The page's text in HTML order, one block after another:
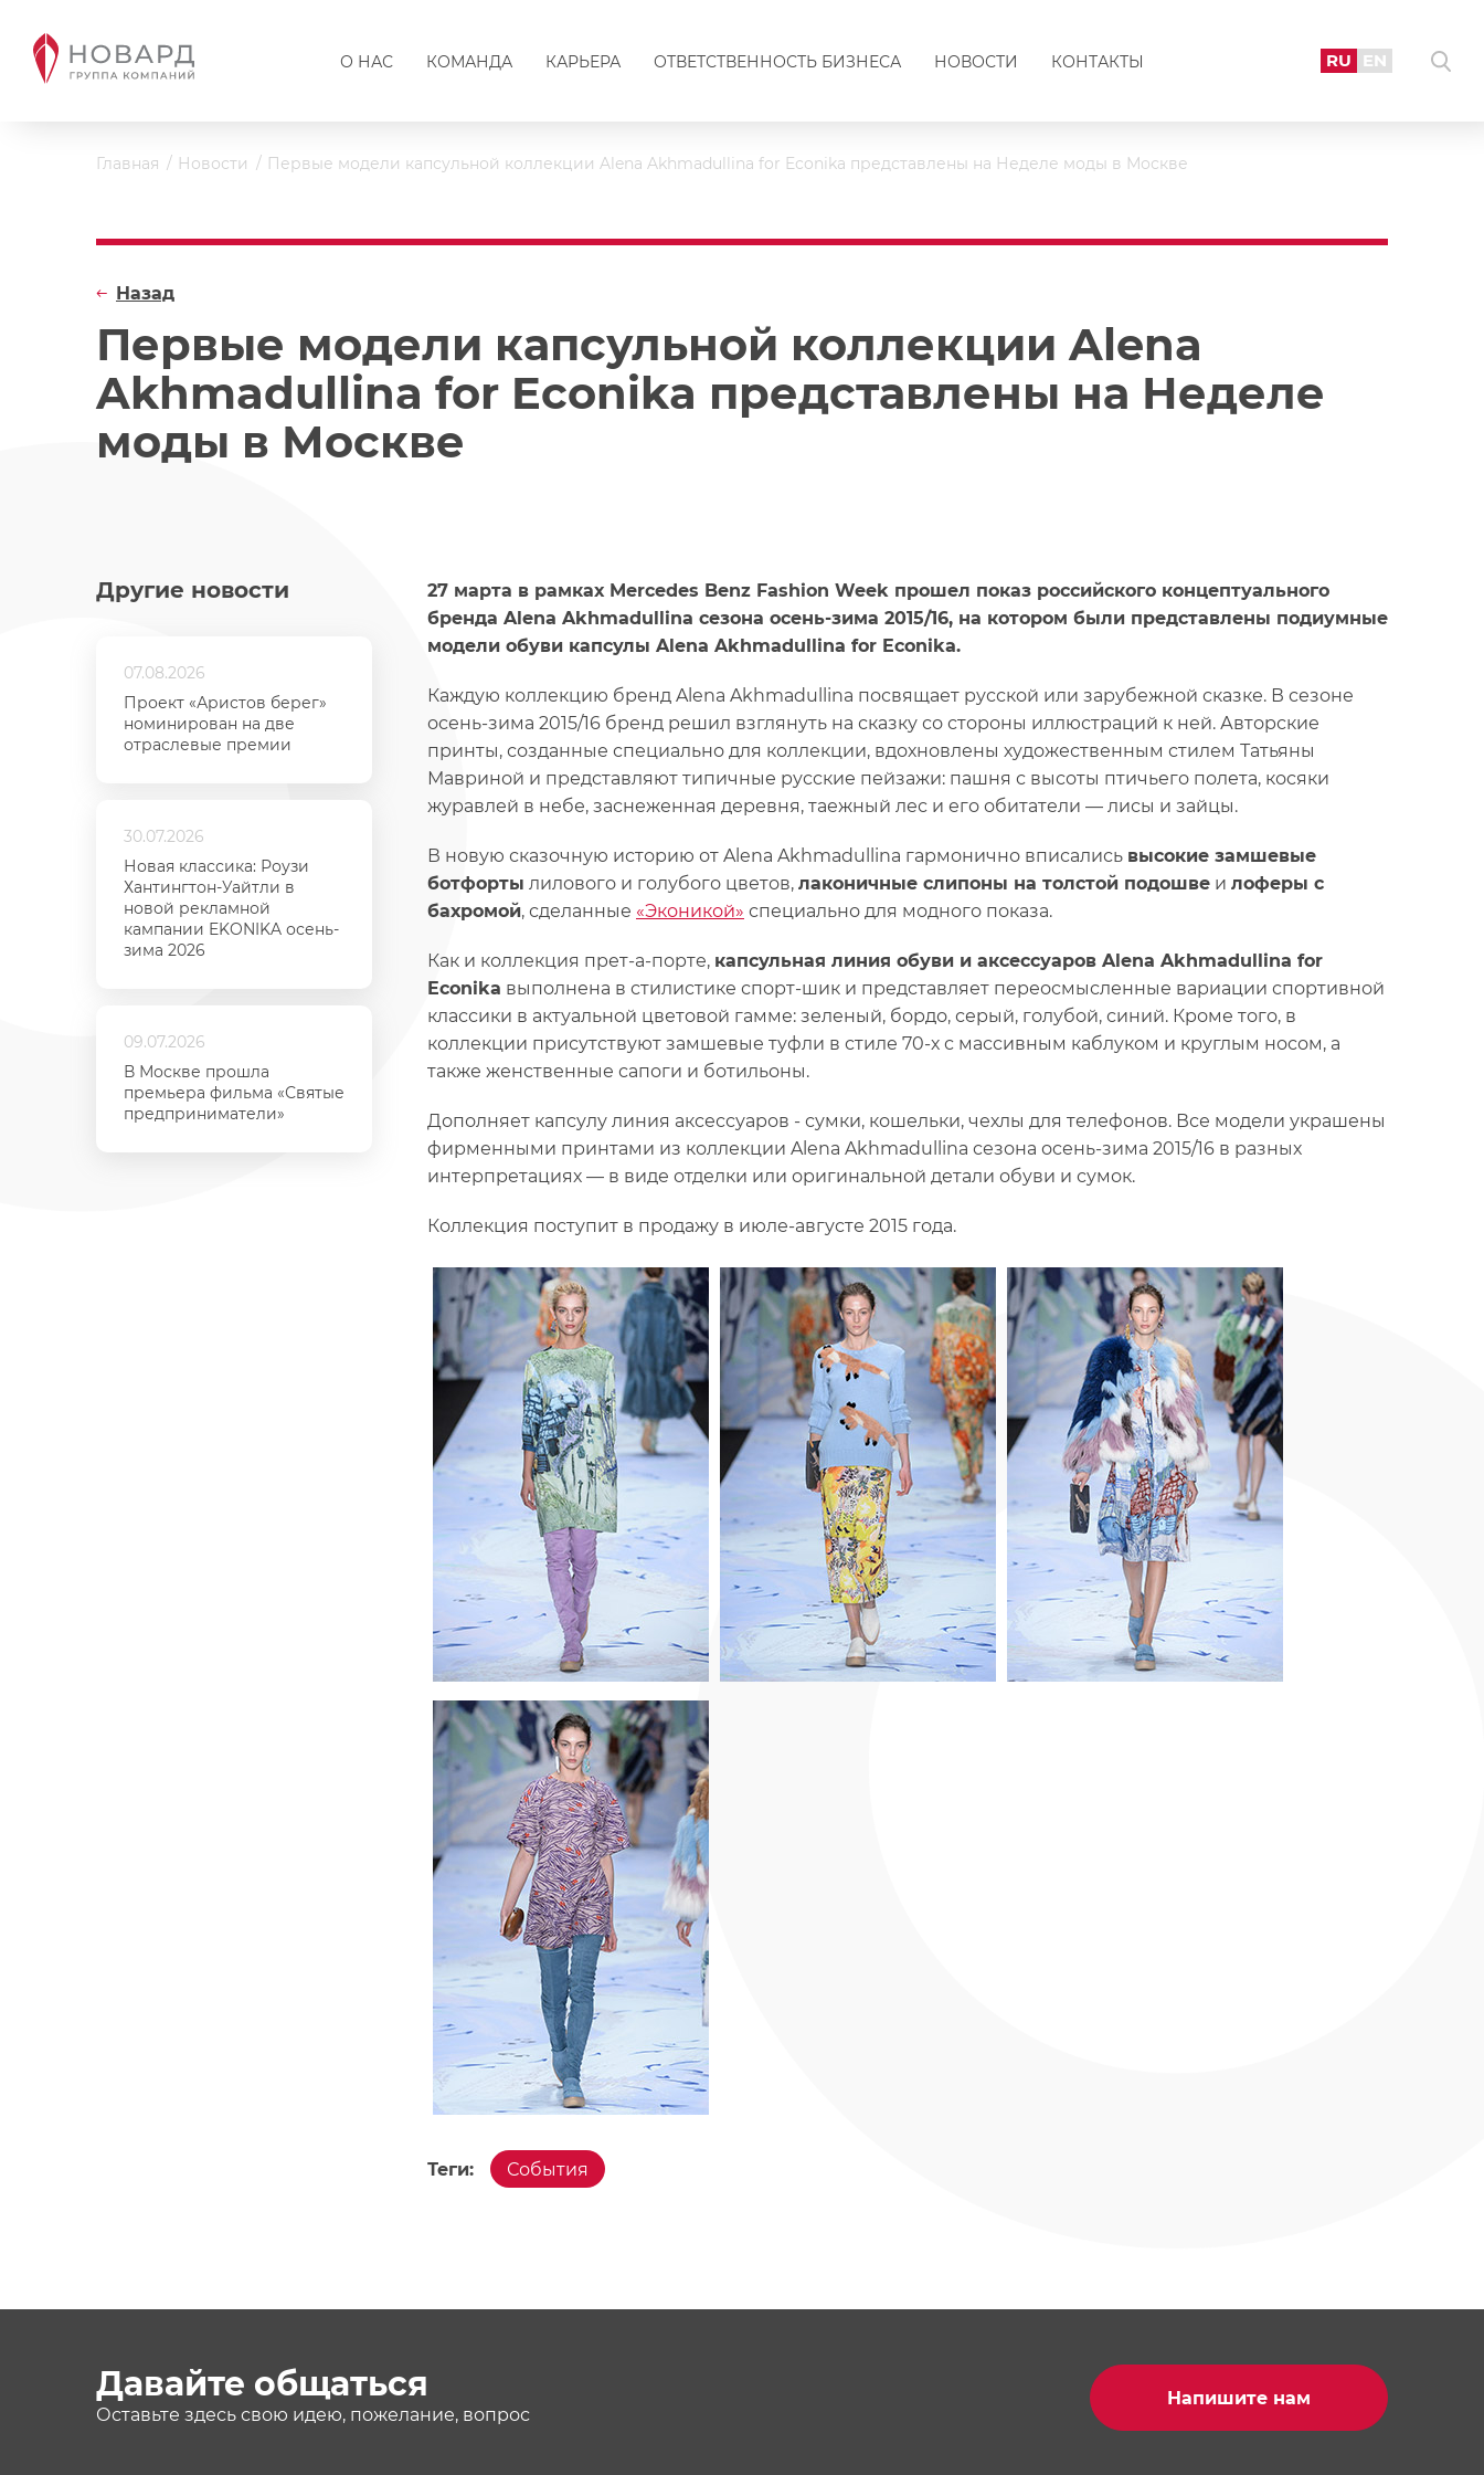
О НАС КОМАНДА КАРЬЕРА ОТВЕТСТВЕННОСТЬ БИЗНЕСА НОВОСТИ КОНТАКТЫ RU EN
Главная Новости Первые модели капсульной коллекции Alena Akhmadullina for Econika представлены на Неделе моды в Москве
Первые модели капсульной коллекции Alena
Akhmadullina for Econika представлены на Неделе
моды в Москве
Назад
Другие новости
07.08.2026
Проект «Аристов берег»
номинирован на две
отраслевые премии
30.07.2026
Новая классика: Роузи
Хантингтон-Уайтли в
новой рекламной
кампании EKONIKA осень-
зима 2026
09.07.2026
В Москве прошла
премьера фильма «Святые
предприниматели»
27 марта в рамках Mercedes Benz Fashion Week прошел показ российского концептуального
бренда Alena Akhmadullina сезона осень-зима 2015/16, на котором были представлены подиумные
модели обуви капсулы Alena Akhmadullina for Econika.
Каждую коллекцию бренд Alena Akhmadullina посвящает русской или зарубежной сказке. В сезоне
осень-зима 2015/16 бренд решил взглянуть на сказку со стороны иллюстраций к ней. Авторские
принты, созданные специально для коллекции, вдохновлены художественным стилем Татьяны
Мавриной и представляют типичные русские пейзажи: пашня с высоты птичьего полета, косяки
журавлей в небе, заснеженная деревня, таежный лес и его обитатели — лисы и зайцы.
В новую сказочную историю от Alena Akhmadullina гармонично вписались высокие замшевые
ботфорты лилового и голубого цветов, лаконичные слипоны на толстой подошве и лоферы с
бахромой, сделанные «Эконикой» специально для модного показа.
Как и коллекция прет-а-порте, капсульная линия обуви и аксессуаров Alena Akhmadullina for
Econika выполнена в стилистике спорт-шик и представляет переосмысленные вариации спортивной
классики в актуальной цветовой гамме: зеленый, бордо, серый, голубой, синий. Кроме того, в
коллекции присутствуют замшевые туфли в стиле 70-х с массивным каблуком и круглым носом, а
также женственные сапоги и ботильоны.
Дополняет капсулу линия аксессуаров - сумки, кошельки, чехлы для телефонов. Все модели украшены
фирменными принтами из коллекции Alena Akhmadullina сезона осень-зима 2015/16 в разных
интерпретациях — в виде отделки или оригинальной детали обуви и сумок.
Коллекция поступит в продажу в июле-августе 2015 года.
Теги: События
Давайте общаться
Оставьте здесь свою идею, пожелание, вопрос
Напишите нам